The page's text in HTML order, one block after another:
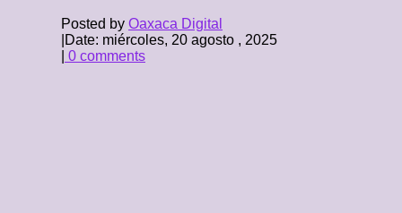
Posted by Oaxaca Digital
Date: miércoles, 20 agosto , 2025
0 comments